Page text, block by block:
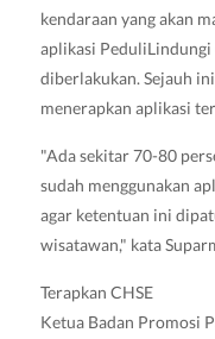
kendaraan yang akan
aplikasi
diberlakukan. Sejauh
menerapkan aplikasi
"Ada sekitar 70-80
sudah menggunakan
agar ketentuan ini
wisatawan," kata
Terapkan CHSE
Ketua Badan Promosi